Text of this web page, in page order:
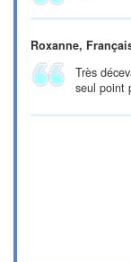
Roxanne,
Très
seul point